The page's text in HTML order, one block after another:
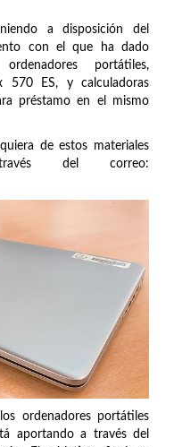
a disposición del
con el que ha dado
portátiles,
570 ES, y calculadoras
préstamo en el mismo
de estos materiales
del correo:
ordenadores portátiles
aportando a través del